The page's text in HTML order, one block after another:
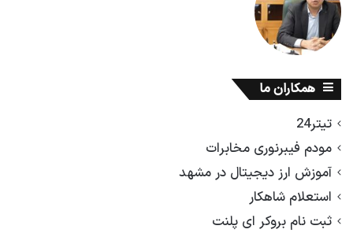
همکاران ما
تیتر24
مودم فیبرنوری مخابرات
آموزش ارز دیجیتال در مشهد
استعلام شاهکار
ثبت نام بروکر ای پلنت